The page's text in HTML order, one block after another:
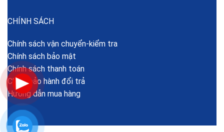
CHÍNH SÁCH
Chính sách vận chuyển-kiểm tra
Chính sách bảo mật
Chính sách thanh toán
Chính bảo hành đổi trả
Hướng dẫn mua hàng